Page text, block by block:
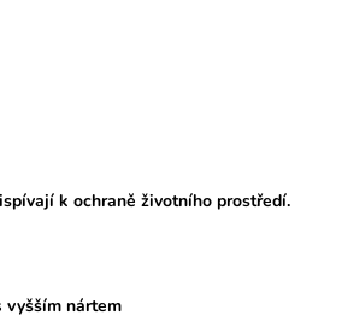
k ochraně životního prostředí.
vyšším nártem